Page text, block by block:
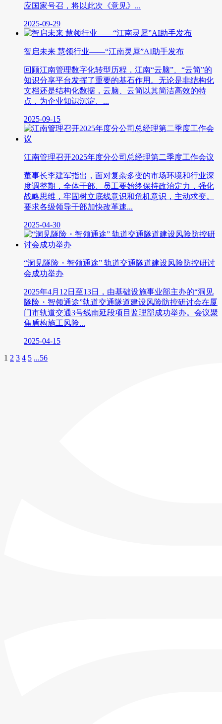
应国家号召，将以此次《意见》...
2025-09-29
智启未来 慧领行业——“江南灵犀”AI助手发布
回顾江南管理数字化转型历程，江南“云脑”、“云简”的
知识分享平台发挥了重要的基石作用。无论是非结构化
文档还是结构化数据，云脑、云简以其简洁高效的特
点，为企业知识沉淀、...
2025-09-15
江南管理召开2025年度分公司总经理第二季度工作会议
董事长李建军指出，面对复杂多变的市场环境和行业深
度调整期，全体干部、员工要始终保持政治定力，强化
战略思维，牢固树立底线意识和危机意识，主动求变。
要求各级领导干部加快改革速...
2025-04-30
“洞见隧险・智领通途” 轨道交通隧道建设风险防控研讨
会成功举办
2025年4月12日至13日，由基础设施事业部主办的“洞见
隧险・智领通途”轨道交通隧道建设风险防控研讨会在厦
门市轨道交通3号线南延段项目监理部成功举办。会议聚
焦盾构施工风险...
2025-04-15
1 2 3 4 5 ...56